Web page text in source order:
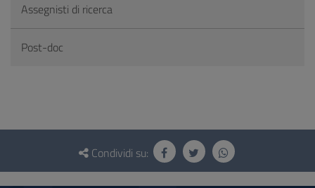
Assegnisti di ricerca
Post-doc
Questionario
social
Condividi su: